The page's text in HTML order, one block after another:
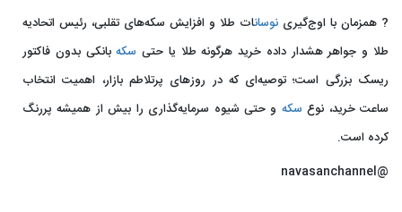
? همزمان با اوج‌گیری نوسانات طلا و افزایش سکه‌های تقلبی، رئیس اتحادیه
طلا و جواهر هشدار داده خرید هرگونه طلا یا حتی سکهبانکی بدون فاکتور
ریسک بزرگی است؛ توصیه‌ای که در روزهای پرتلاطم بازار، اهمیت انتخاب
ساعت خرید، نوع سکهو حتی شیوه سرمایه‌گذاری را بیش از همیشه پررنگ
کرده است.
@navasanchannel